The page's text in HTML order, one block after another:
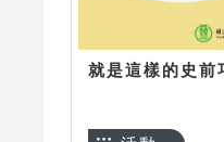
就是這樣的史前